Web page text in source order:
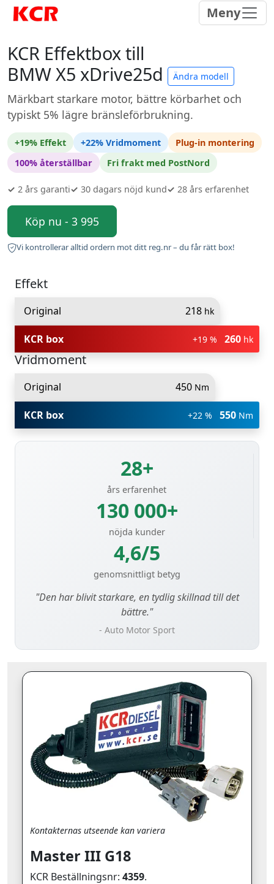
Meny
KCR Effektbox till
BMW X5 xDrive25d
Ändra modell
Märkbart starkare motor, bättre körbarhet och
typiskt 5% lägre bränsleförbrukning.
+19% Effekt +22% Vridmoment
Plug-in montering
100% återställbar
Fri frakt med PostNord
✓ 2 års garanti✓ 30 dagars nöjd kund✓ 28 års erfarenhet
Köp nu - 3 995
Vi kontrollerar alltid ordern mot ditt reg.nr – du får rätt box!
Effekt
Original 218 hk
KCR box +19 % 260 hk
Vridmoment
Original 450 Nm
KCR box +22 % 550 Nm
28+
års erfarenhet
130 000+
nöjda kunder
4,6/5
genomsnittligt betyg
"Den har blivit starkare, en tydlig skillnad till det
bättre."
- Auto Motor Sport
Kontakternas utseende kan variera
Master III G18
KCR Beställningsnr: 4359.